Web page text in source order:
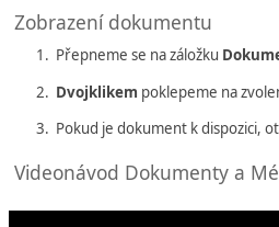
Zobrazení dokumentu
Přepneme se na záložku
Dvojklikem poklepeme na
Pokud je dokument k dispozici,
Videonávod Dokumenty a